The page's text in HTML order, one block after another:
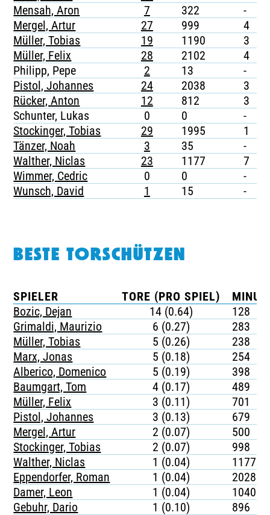
Mensah, Aron
7 322 -
Mergel, Artur
27 999 4
Müller, Tobias
19 1190 3
Müller, Felix
28 2102 4
Philipp, Pepe
2 13 -
Pistol, Johannes
24 2038 3
Rücker, Anton
12 812 3
Schunter, Lukas
0 0 -
Stockinger, Tobias
29 1995 1
Tänzer, Noah
3 35 -
Walther, Niclas
23 1177 7
Wimmer, Cedric
0 0 -
Wunsch, David
1 15 -
BESTE TORSCHÜTZEN
SPIELER TORE (PRO SPIEL)
Bozic, Dejan
14 (0.64)
128
Grimaldi, Maurizio
6 (0.27)
283
Müller, Tobias
5 (0.26)
238
Marx, Jonas
5 (0.18)
254
Alberico, Domenico
5 (0.19)
398
Baumgart, Tom
4 (0.17)
489
Müller, Felix
3 (0.11)
701
Pistol, Johannes
3 (0.13)
679
Mergel, Artur
2 (0.07)
500
Stockinger, Tobias
2 (0.07)
998
Walther, Niclas
1 (0.04)
1177
Eppendorfer, Roman
1 (0.04)
2028
Damer, Leon
1 (0.04)
1040
Gebuhr, Dario
1 (0.10) 896